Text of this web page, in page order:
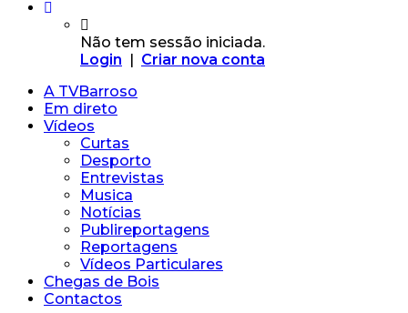
Não tem sessão iniciada.
Login | Criar nova conta
A TVBarroso
Em direto
Vídeos
Curtas
Desporto
Entrevistas
Musica
Notícias
Publireportagens
Reportagens
Vídeos Particulares
Chegas de Bois
Contactos